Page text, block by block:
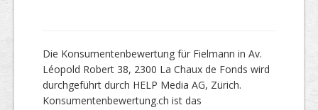
Die Konsumentenbewertung für Fielmann in Av.
Léopold Robert 38, 2300 La Chaux de Fonds wird
durchgeführt durch HELP Media AG, Zürich.
Konsumentenbewertung.ch ist das